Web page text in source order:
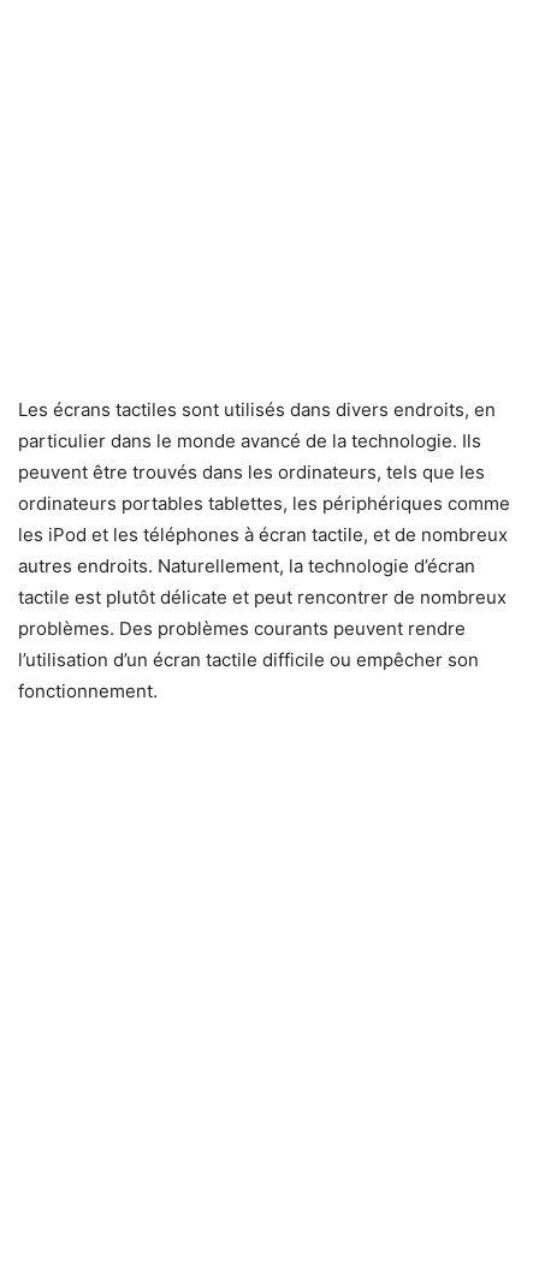
Les écrans tactiles sont utilisés dans divers endroits, en
particulier dans le monde avancé de la technologie. Ils
peuvent être trouvés dans les ordinateurs, tels que les
ordinateurs portables tablettes, les périphériques comme
les iPod et les téléphones à écran tactile, et de nombreux
autres endroits. Naturellement, la technologie d’écran
tactile est plutôt délicate et peut rencontrer de nombreux
problèmes. Des problèmes courants peuvent rendre
l’utilisation d’un écran tactile difficile ou empêcher son
fonctionnement.